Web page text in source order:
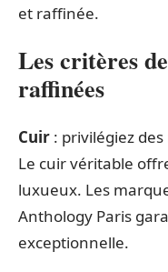
et raffinée.
Les critères
raffinées
Cuir : privilégiez
Le cuir véritable
luxueux. Les
Anthology Paris
exceptionnelle.